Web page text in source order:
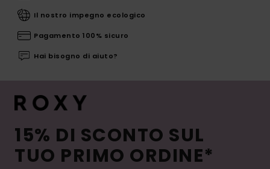
Il nostro impegno ecologico
Pagamento 100% sicuro
Hai bisogno di aiuto?
15% DI SCONTO SUL
TUO PRIMO ORDINE*